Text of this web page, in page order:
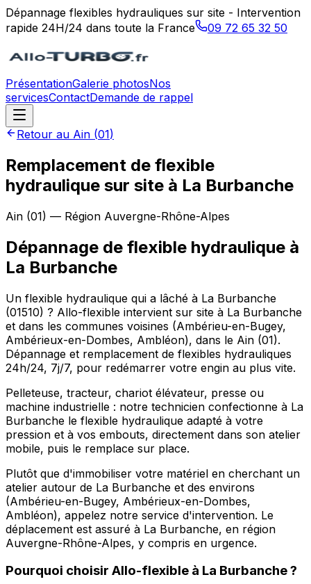
Dépannage flexibles hydrauliques sur site - Intervention
rapide 24H/24 dans toute la France
09 72 65 32 50
PrésentationGalerie photosNos
servicesContactDemande de rappel
Retour au Ain (01)
Remplacement de flexible
hydraulique sur site à La Burbanche
Ain (01) — Région Auvergne-Rhône-Alpes
Dépannage de flexible hydraulique à
La Burbanche
Un flexible hydraulique qui a lâché à La Burbanche
(01510) ? Allo-flexible intervient sur site à La Burbanche
et dans les communes voisines (Ambérieu-en-Bugey,
Ambérieux-en-Dombes, Ambléon), dans le Ain (01).
Dépannage et remplacement de flexibles hydrauliques
24h/24, 7j/7, pour redémarrer votre engin au plus vite.
Pelleteuse, tracteur, chariot élévateur, presse ou
machine industrielle : notre technicien confectionne à La
Burbanche le flexible hydraulique adapté à votre
pression et à vos embouts, directement dans son atelier
mobile, puis le remplace sur place.
Plutôt que d'immobiliser votre matériel en cherchant un
atelier autour de La Burbanche et des environs
(Ambérieu-en-Bugey, Ambérieux-en-Dombes,
Ambléon), appelez notre service d'intervention. Le
déplacement est assuré à La Burbanche, en région
Auvergne-Rhône-Alpes, y compris en urgence.
Pourquoi choisir Allo-flexible à La Burbanche?